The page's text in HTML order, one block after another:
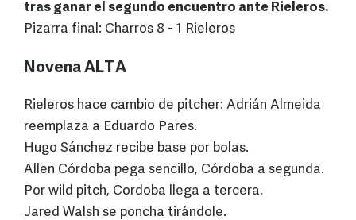
tras ganar el segundo encuentro ante Rieleros.
Pizarra final: Charros 8 - 1 Rieleros
Novena ALTA
Rieleros hace cambio de pitcher: Adrián Almeida
reemplaza a Eduardo Pares.
Hugo Sánchez recibe base por bolas.
Allen Córdoba pega sencillo, Córdoba a segunda.
Por wild pitch, Cordoba llega a tercera.
Jared Walsh se poncha tirándole.